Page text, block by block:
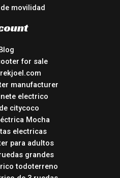
movilidad
for sale
manufacturer
electrico
citycoco
Mocha
electricas
para adultos
grandes
todoterreno